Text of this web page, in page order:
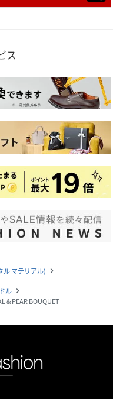
ス
ル マテリアル) navigate_next
ル navigate_next
& PEAR BOUQUET